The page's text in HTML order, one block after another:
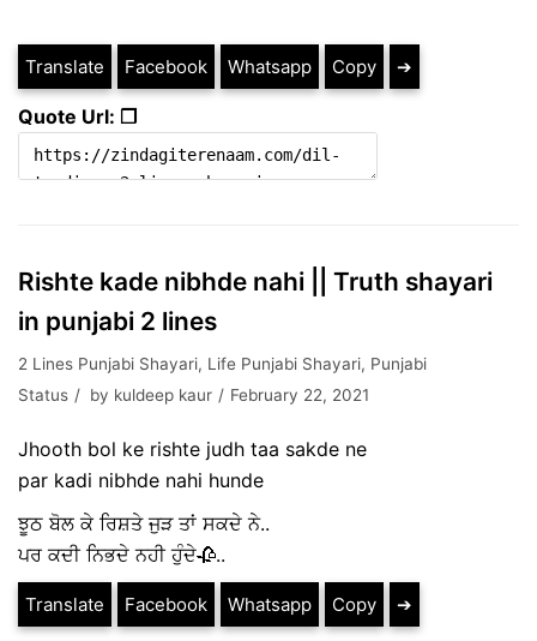
Translate Facebook Whatsapp Copy ➔
Quote Url: ❐
Rishte kade nibhde nahi || Truth shayari
in punjabi 2 lines
2 Lines Punjabi Shayari, Life Punjabi Shayari, Punjabi
Status
by kuldeep kaur February 22, 2021
Jhooth bol ke rishte judh taa sakde ne
par kadi nibhde nahi hunde
ਝੂਠ ਬੋਲ ਕੇ ਰਿਸ਼ਤੇ ਜੁੜ ਤਾਂ ਸਕਦੇ ਨੇ..
ਪਰ ਕਦੀ ਨਿਭਦੇ ਨਹੀ ਹੁੰਦੇ🥀..
Translate Facebook Whatsapp Copy ➔